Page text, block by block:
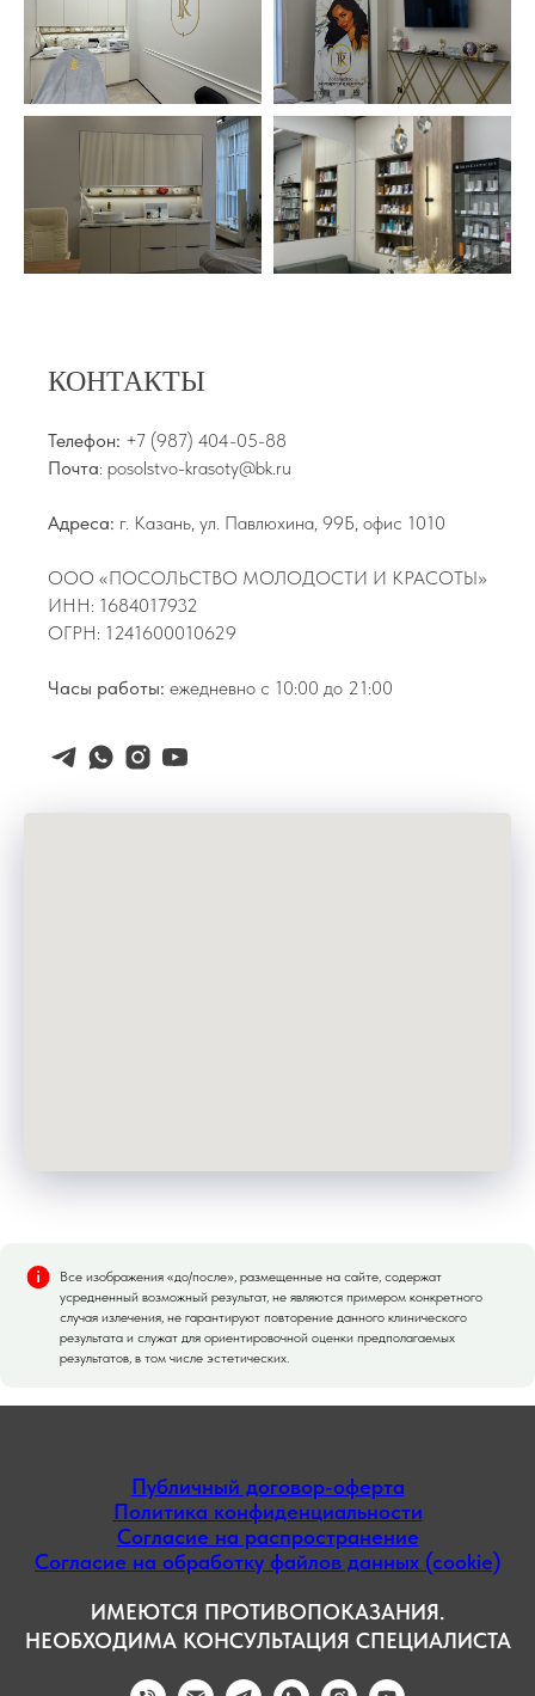
КОНТАКТЫ
Телефон: +7 (987) 404-05-88
Почта: posolstvo-krasoty@bk.ru
Адреса: г. Казань, ул. Павлюхина, 99Б, офис 1010
ООО «ПОСОЛЬСТВО МОЛОДОСТИ И КРАСОТЫ»
ИНН: 1684017932
ОГРН: 1241600010629
Часы работы: ежедневно с 10:00 до 21:00
Все изображения «до/после», размещенные на сайте, содержат
усредненный возможный результат, не являются примером конкретного
случая излечения, не гарантируют повторение данного клинического
результата и служат для ориентировочной оценки предполагаемых
результатов, в том числе эстетических.
Публичный договор-оферта
Политика конфиденциальности
Согласие на распространение
Согласие на обработку файлов данных (cookie)
ИМЕЮТСЯ ПРОТИВОПОКАЗАНИЯ.
НЕОБХОДИМА КОНСУЛЬТАЦИЯ СПЕЦИАЛИСТА